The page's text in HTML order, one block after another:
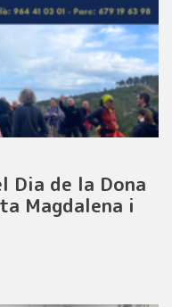
Dia de la Dona
Magdalena i